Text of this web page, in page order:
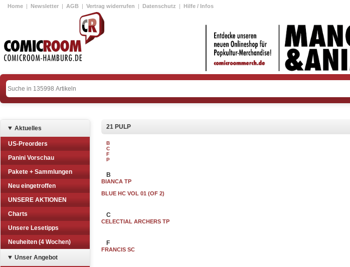
Home | Newsletter | AGB | Vertrag widerrufen | Datenschutz | Hilfe / Infos
Aktuelles
US-Preorders
Panini Vorschau
Pakete + Sammlungen
Neu eingetroffen
UNSERE AKTIONEN
Charts
Unsere Lesetipps
Neuheiten (4 Wochen)
Unser Angebot
21 PULP
B
C
F
P
B
BIANCA TP
BLUE HC VOL 01 (OF 2)
C
CELECTIAL ARCHERS TP
F
FRANCIS SC